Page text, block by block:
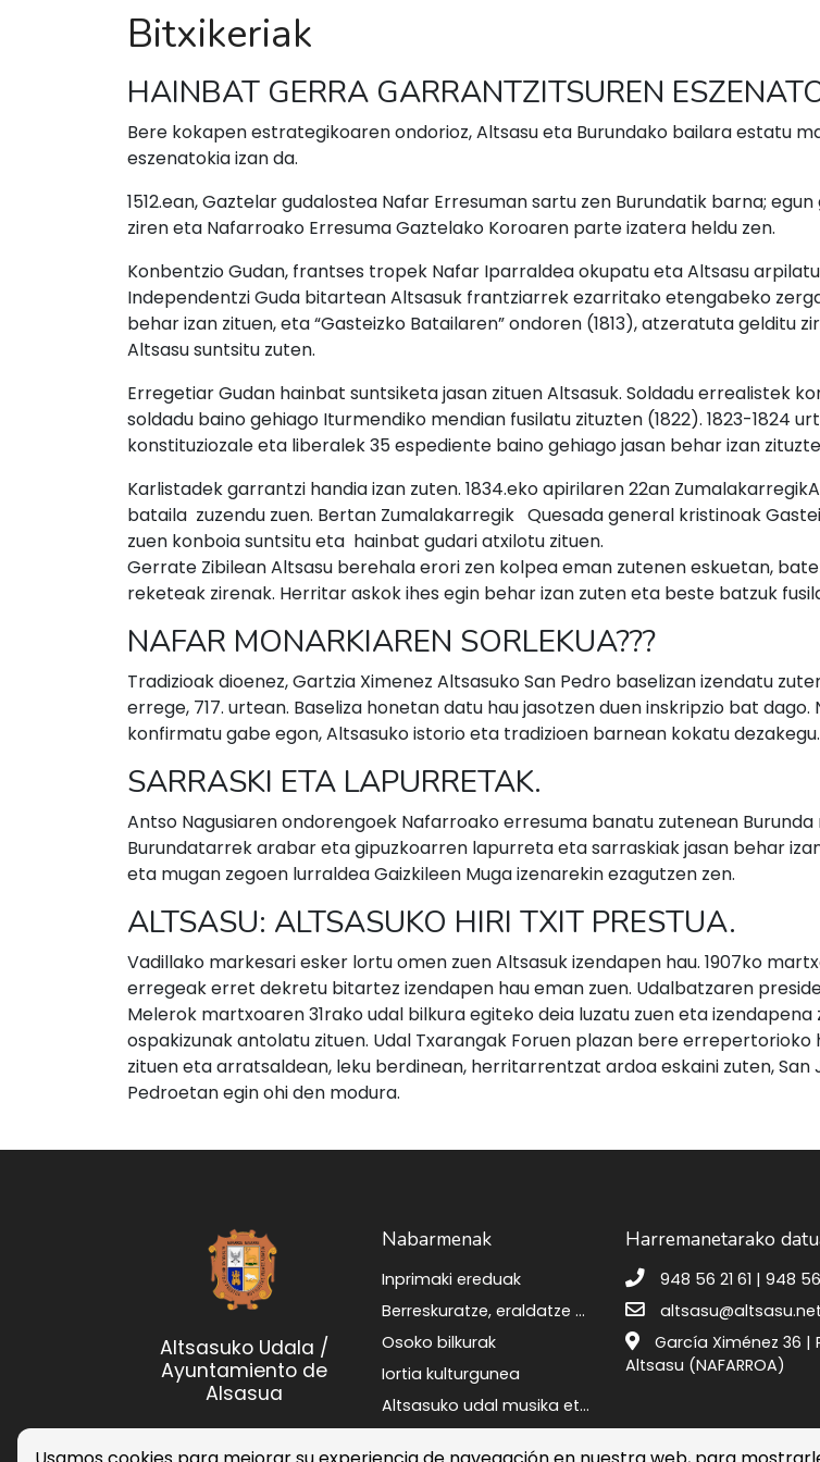
Bitxikeriak
HAINBAT GERRA GARRANTZITSUREN
Bere kokapen estrategikoaren ondorioz, Altsasu eta Burundako bailara estatu
eszenatokia izan da.
1512.ean, Gaztelar gudalostea Nafar Erresuman sartu zen Burundatik barna;
ziren eta Nafarroako Erresuma Gaztelako Koroaren parte izatera heldu zen.
Konbentzio Gudan, frantses tropek Nafar Iparraldea okupatu eta Altsasu
Independentzi Guda bitartean Altsasuk frantziarrek ezarritako etengabeko
behar izan zituen, eta “Gasteizko Batailaren” ondoren (1813), atzeratuta gelditu
Altsasu suntsitu zuten.
Erregetiar Gudan hainbat suntsiketa jasan zituen Altsasuk. Soldadu errealistek
soldadu baino gehiago Iturmendiko mendian fusilatu zituzten (1822). 1823-1824
konstituziozale eta liberalek 35 espediente baino gehiago jasan behar izan
Karlistadek garrantzi handia izan zuten. 1834.eko apirilaren 22an
bataila zuzendu zuen. Bertan Zumalakarregik Quesada general kristinoak
zuen konboia suntsitu eta hainbat gudari atxilotu zituen.
Gerrate Zibilean Altsasu berehala erori zen kolpea eman zutenen eskuetan,
reketeak zirenak. Herritar askok ihes egin behar izan zuten eta beste batzuk
NAFAR MONARKIAREN SORLEKUA???
Tradizioak dioenez, Gartzia Ximenez Altsasuko San Pedro baselizan izendatu
errege, 717. urtean. Baseliza honetan datu hau jasotzen duen inskripzio bat dago.
konfirmatu gabe egon, Altsasuko istorio eta tradizioen barnean kokatu dezakegu.
SARRASKI ETA LAPURRETAK.
Antso Nagusiaren ondorengoek Nafarroako erresuma banatu zutenean Burunda
Burundatarrek arabar eta gipuzkoarren lapurreta eta sarraskiak jasan behar
eta mugan zegoen lurraldea Gaizkileen Muga izenarekin ezagutzen zen.
ALTSASU: ALTSASUKO HIRI TXIT PRESTUA.
Vadillako markesari esker lortu omen zuen Altsasuk izendapen hau. 1907ko
erregeak erret dekretu bitartez izendapen hau eman zuen. Udalbatzaren
Melerok martxoaren 31rako udal bilkura egiteko deia luzatu zuen eta
ospakizunak antolatu zituen. Udal Txarangak Foruen plazan bere errepertorioko
zituen eta arratsaldean, leku berdinean, herritarrentzat ardoa eskaini zuten, San
Pedroetan egin ohi den modura.
Altsasuko Udala /
Ayuntamiento de
Alsasua
Nabarmenak
Inprimaki ereduak
Berreskuratze, eraldatze eta erresilientzia plana
Osoko bilkurak
Iortia kulturgunea
Altsasuko udal musika eta dantza eskola
Harremanetarako
948 56 21 61 | 948
altsasu@altsasu.net
García Ximénez 36 |
Altsasu (NAFARROA)